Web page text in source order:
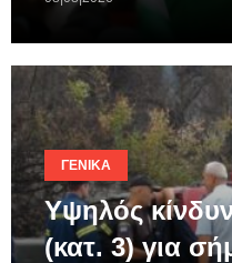
ΓΕΝΙΚΆ
Υψηλός
(κατ. 3) για